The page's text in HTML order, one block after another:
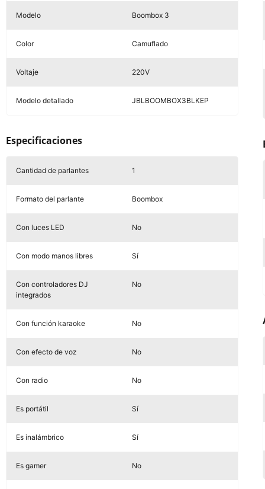
Modelo Boombox 3
Color Camuflado
Voltaje 220V
Modelo detallado JBLBOOMBOX3BLKEP
Especificaciones
Cantidad de parlantes 1
Formato del parlante Boombox
Con luces LED No
Con modo manos libres Sí
Con controladores DJ
integrados
No
Con función karaoke No
Con efecto de voz No
Con radio No
Es portátil Sí
Es inalámbrico Sí
Es gamer No